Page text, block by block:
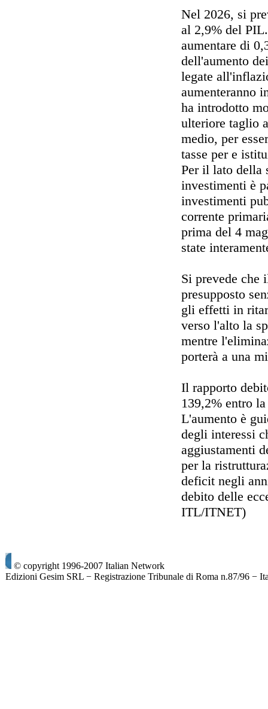
Nel 2026, si
al 2,9% del
aumentare di
dell'aumento
legate
aumenteranno
ha introdotto
ulteriore taglio
medio, per
tasse per e
Per il lato della
investimenti è
investimenti
corrente
prima del 4
state
Si prevede che
presupposto
gli effetti in
verso l'alto la
mentre
porterà a una
Il rapporto
139,2% entro
L'aumento è
degli interessi
aggiustamenti
per la
deficit negli
debito delle
ITL/ITNET)
© copyright 1996-2007 Italian Network
Edizioni Gesim SRL − Registrazione Tribunale di Roma n.87/96 −